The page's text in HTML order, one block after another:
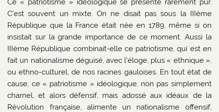
Ce « patriotisme » idéologique se présente rarement pur.
C’est souvent un mixte. On ne disait pas sous la IIIème
République que la France était née en 1789, même si on
insistait sur la grande importance de ce moment. Aussi la
IIIème République combinait-elle ce patriotisme, qui est en
fait un nationalisme déguisé, avec l’éloge, plus « ethnique »,
ou ethno-culturel, de nos racines gauloises. En tout état de
cause, ce « patriotisme » idéologique, non pas simplement
charnel, et alors défensif, mais adossé aux idéaux de la
Révolution française, alimente un nationalisme offensif,